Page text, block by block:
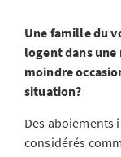
Une famille du
logent dans
moindre
situation?
Des aboiements
considérés